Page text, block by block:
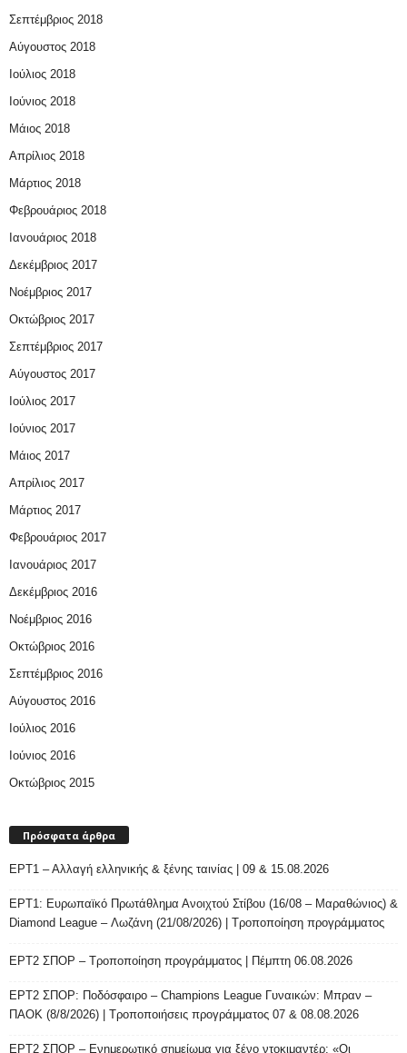
Σεπτέμβριος 2018
Αύγουστος 2018
Ιούλιος 2018
Ιούνιος 2018
Μάιος 2018
Απρίλιος 2018
Μάρτιος 2018
Φεβρουάριος 2018
Ιανουάριος 2018
Δεκέμβριος 2017
Νοέμβριος 2017
Οκτώβριος 2017
Σεπτέμβριος 2017
Αύγουστος 2017
Ιούλιος 2017
Ιούνιος 2017
Μάιος 2017
Απρίλιος 2017
Μάρτιος 2017
Φεβρουάριος 2017
Ιανουάριος 2017
Δεκέμβριος 2016
Νοέμβριος 2016
Οκτώβριος 2016
Σεπτέμβριος 2016
Αύγουστος 2016
Ιούλιος 2016
Ιούνιος 2016
Οκτώβριος 2015
Πρόσφατα άρθρα
ΕΡΤ1 – Αλλαγή ελληνικής & ξένης ταινίας | 09 & 15.08.2026
ΕΡΤ1: Ευρωπαϊκό Πρωτάθλημα Ανοιχτού Στίβου (16/08 – Μαραθώνιος) &
Diamond League – Λωζάνη (21/08/2026) | Τροποποίηση προγράμματος
ΕΡΤ2 ΣΠΟΡ – Τροποποίηση προγράμματος | Πέμπτη 06.08.2026
ΕΡΤ2 ΣΠΟΡ: Ποδόσφαιρο – Champions League Γυναικών: Μπραν –
ΠΑΟΚ (8/8/2026) | Τροποποιήσεις προγράμματος 07 & 08.08.2026
ΕΡΤ2 ΣΠΟΡ – Ενημερωτικό σημείωμα για ξένο ντοκιμαντέρ: «Οι